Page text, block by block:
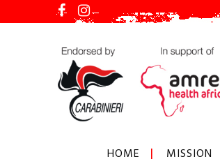
HOME MISSION